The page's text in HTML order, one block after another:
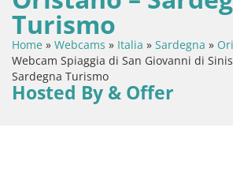
Turismo
Home » Webcams » Italia » Sardegna »
Webcam Spiaggia di San Giovanni di
Sardegna Turismo
Hosted By & Offer